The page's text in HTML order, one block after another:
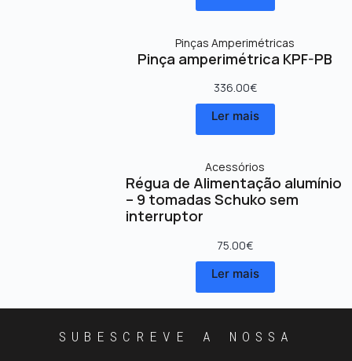
Pinças Amperimétricas
Pinça amperimétrica KPF-PB
336.00€
Ler mais
Acessórios
Régua de Alimentação alumínio
– 9 tomadas Schuko sem
interruptor
75.00€
Ler mais
SUBESCREVE A NOSSA